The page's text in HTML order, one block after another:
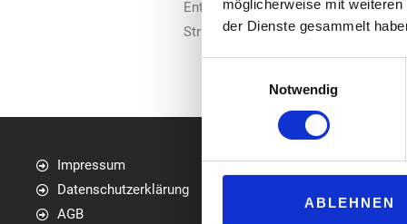
möglicherweise mit
der Dienste gesammelt
Notwendig
ABLEHNEN
Entwicklungsteams in
Struktur die Projekte weiter
Impressum
Datenschutzerklärung
AGB